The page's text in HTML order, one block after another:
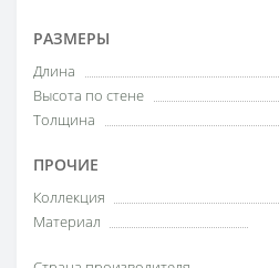
РАЗМЕРЫ
Длина
Высота по стене
Толщина
ПРОЧИЕ
Коллекция
Материал